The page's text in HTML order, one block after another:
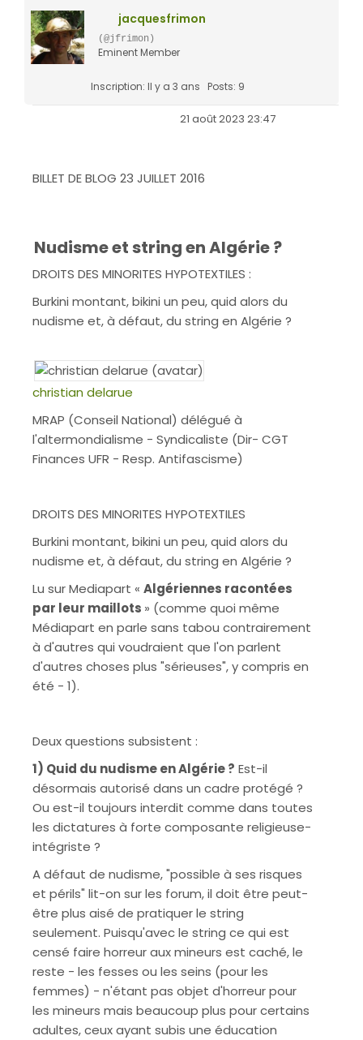
jacquesfrimon
(@jfrimon)
Eminent Member
Inscription: Il y a 3 ans Posts: 9
21 août 2023 23:47
BILLET DE BLOG 23 JUILLET 2016
Nudisme et string en Algérie ?
DROITS DES MINORITES HYPOTEXTILES :
Burkini montant, bikini un peu, quid alors du
nudisme et, à défaut, du string en Algérie ?
christian delarue
MRAP (Conseil National) délégué à
l'altermondialisme - Syndicaliste (Dir- CGT
Finances UFR - Resp. Antifascisme)
DROITS DES MINORITES HYPOTEXTILES
Burkini montant, bikini un peu, quid alors du
nudisme et, à défaut, du string en Algérie ?
Lu sur Mediapart « Algériennes racontées
par leur maillots » (comme quoi même
Médiapart en parle sans tabou contrairement
à d'autres qui voudraient que l'on parlent
d'autres choses plus "sérieuses", y compris en
été - 1).
Deux questions subsistent :
1) Quid du nudisme en Algérie ? Est-il
désormais autorisé dans un cadre protégé ?
Ou est-il toujours interdit comme dans toutes
les dictatures à forte composante religieuse-
intégriste ?
A défaut de nudisme, "possible à ses risques
et périls" lit-on sur les forum, il doit être peut-
être plus aisé de pratiquer le string
seulement. Puisqu'avec le string ce qui est
censé faire horreur aux mineurs est caché, le
reste - les fesses ou les seins (pour les
femmes) - n'étant pas objet d'horreur pour
les mineurs mais beaucoup plus pour certains
adultes, ceux ayant subis une éducation